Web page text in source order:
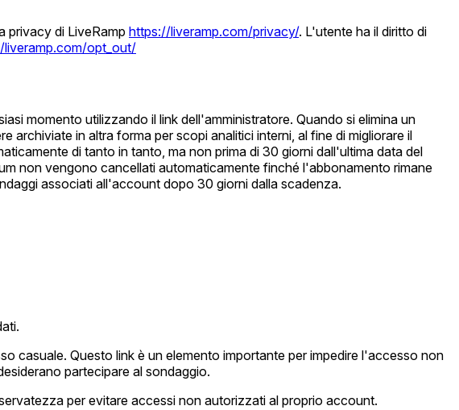
privacy di LiveRamp https://liveramp.com/privacy/. L'utente ha il diritto di
liveramp.com/opt_out/
momento utilizzando il link dell'amministratore. Quando si elimina un
in altra forma per scopi analitici interni, al fine di migliorare il
di tanto in tanto, ma non prima di 30 giorni dall'ultima data del
non vengono cancellati automaticamente finché l'abbonamento rimane
associati all'account dopo 30 giorni dalla scadenza.
casuale. Questo link è un elemento importante per impedire l'accesso non
partecipare al sondaggio.
per evitare accessi non autorizzati al proprio account.